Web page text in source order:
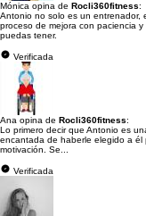
Mónica opina de Rocli360fitness:
Antonio no solo es un entrenador,
proceso de mejora con paciencia
puedas tener.
Verificada
Ana opina de Rocli360fitness:
Lo primero decir que Antonio es
encantada de haberle elegido a él
motivación. Se...
Verificada